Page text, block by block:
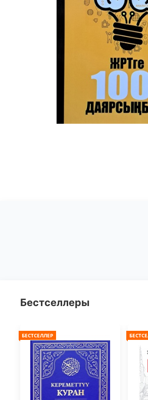
Бестселлеры
БЕСТСЕЛЛЕР